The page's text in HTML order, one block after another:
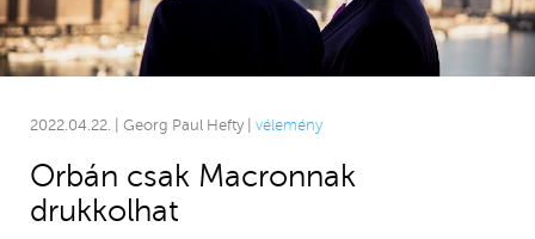
2022.04.22. | Georg Paul Hefty | vélemény
Orbán csak Macronnak
drukkolhat